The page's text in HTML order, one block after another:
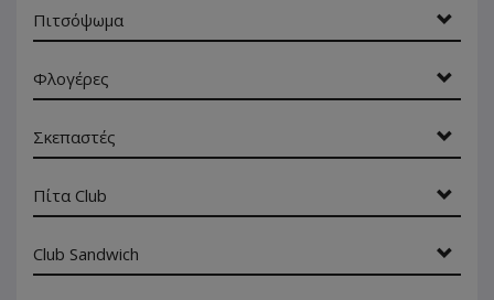
Πιτσόψωμα
Φλογέρες
Σκεπαστές
Πίτα Club
Club Sandwich